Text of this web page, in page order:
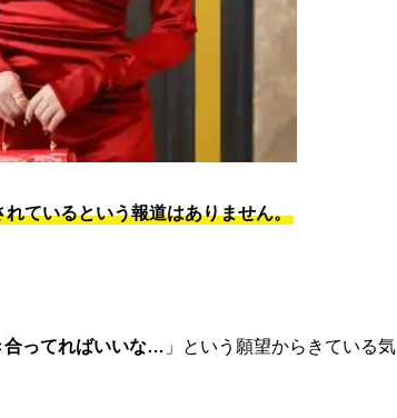
ているという報道はありません。
合ってればいいな… 」という願望からきている気